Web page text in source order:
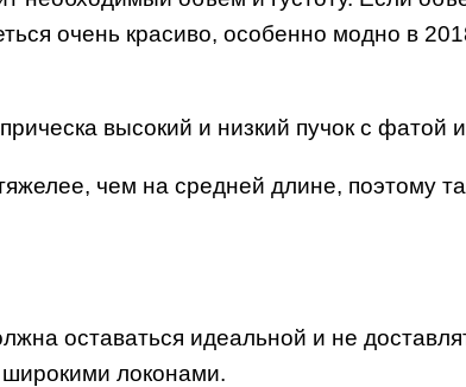
очень красиво, особенно модно в
чем на средней длине, поэтому
оставаться идеальной и не
широкими локонами.